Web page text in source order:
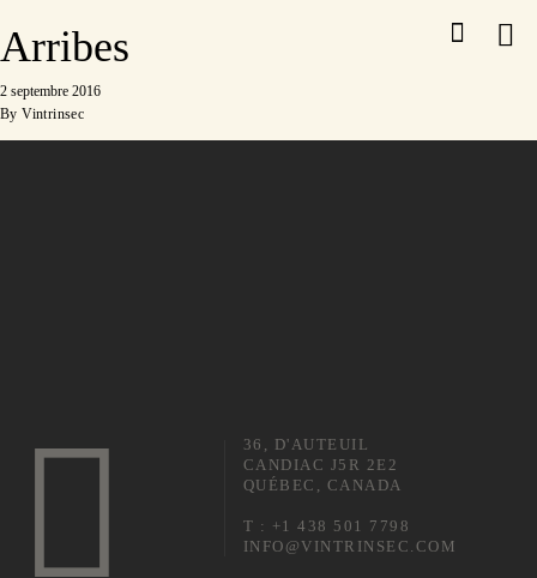
Arribes
2 septembre 2016
ByVintrinsec
36, D'AUTEUIL
CANDIAC J5R 2E2
QUÉBEC, CANADA
T : +1 438 501 7798
INFO@VINTRINSEC.COM